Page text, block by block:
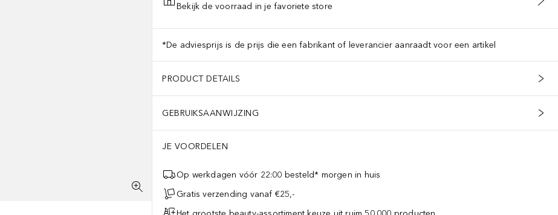
Bekijk de voorraad in je favoriete store
*De adviesprijs is de prijs die een fabrikant of leverancier aanraadt voor een artikel
PRODUCT DETAILS
GEBRUIKSAANWIJZING
JE VOORDELEN
Op werkdagen vóór 22:00 besteld* morgen in huis
Gratis verzending vanaf €25,-